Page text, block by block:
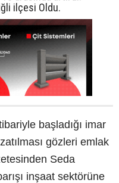
ilçesi Oldu.
başladığı imar
gözleri emlak
Seda
inşaat sektörüne